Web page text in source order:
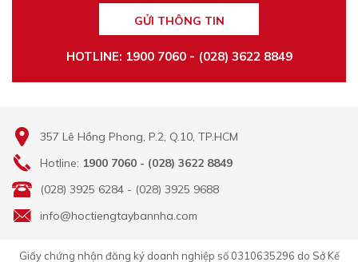
GỬI THÔNG TIN
HOTLINE: 1900 7060 - (028) 3622 8849
357 Lê Hồng Phong, P.2, Q.10, TP.HCM
Hotline: 1900 7060 - (028) 3622 8849
(028) 3925 6284 - (028) 3925 9688
info@hoctiengtaybannha.com
Giấy chứng nhận đăng ký doanh nghiệp số 0310635296 do Sở Kế